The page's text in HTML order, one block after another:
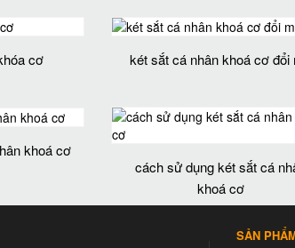
cơ két sắt cá nhân khoá cơ đổi
khoá cơ
cách sử dụng két sắt cá
khoá cơ
SẢN